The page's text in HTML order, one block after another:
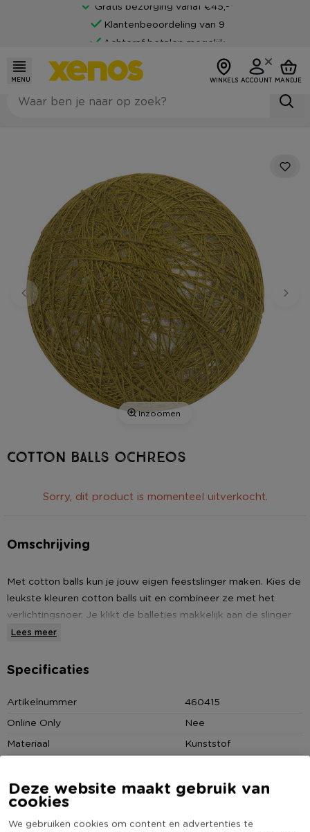
Deze website maakt gebruik van
cookies
We gebruiken cookies om content en advertenties te
Gratis bezorging vanaf €45,-*
Klantenbeoordeling van 9
Achteraf betalen mogelijk
MENU WINKELS ACCOUNT MANDJE
Inzoomen
Cotton balls ochreos
Sorry, dit product is momenteel uitverkocht.
Omschrijving
Met cotton balls kun je jouw eigen feestslinger maken. Kies de
leukste kleuren cotton balls uit en combineer ze met het
verlichtingsnoer. Je klikt de balletjes makkelijk aan de slinger
en hopla je hebt een echte feestverlichting! De cotton balls
De cotton balls bestaan uit een kunststof bal met echt
katoendraad. Het verlichtingssnoer is apart verkrijgbaar.
* Cotton ball ochreos (okergeel)
* Verlichtingssnoer los verkrijgbaar
Lees meer
Specificaties
Artikelnummer
460415
Online Only
Nee
Materiaal
Kunststof
Kleur
Bruin
bekend